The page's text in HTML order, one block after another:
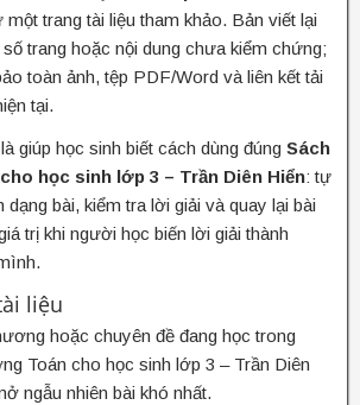
trang tài liệu tham khảo. Bản viết lại
trang hoặc nội dung chưa kiểm chứng;
toàn ảnh, tệp PDF/Word và liên kết tải
tại.
giúp học sinh biết cách dùng đúng Sách
học sinh lớp 3 – Trần Diên Hiển: tự
bài, kiểm tra lời giải và quay lại bài
trị khi người học biến lời giải thành
liệu
hoặc chuyên đề đang học trong
Toán cho học sinh lớp 3 – Trần Diên
ngẫu nhiên bài khó nhất.